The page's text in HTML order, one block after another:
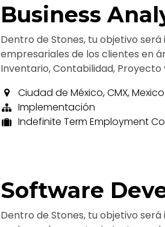
Business
Dentro de Stones, tu objetivo
empresariales de los clientes en
Inventario, Contabilidad, Proyecto
Ciudad de México,CMX,Mexico
Implementación
Indefinite Term Employment
Software
Dentro de Stones, tu objetivo